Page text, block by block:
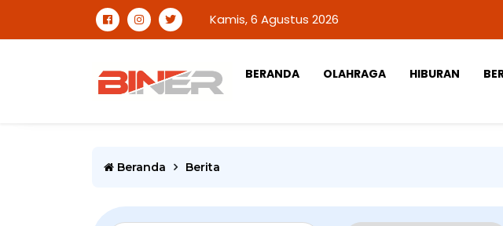
Kamis, 6 Agustus 2026
BERANDA OLAHRAGA HIBURAN
Beranda Berita